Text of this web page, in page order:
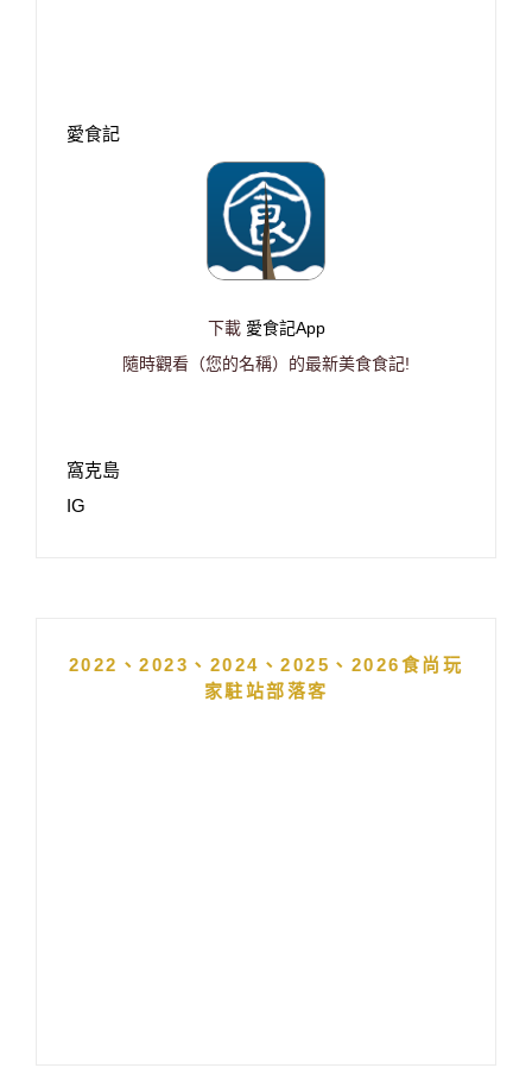
愛食記
下載 愛食記App
隨時觀看（您的名稱）的最新美食食記!
窩克島
IG
2022、2023、2024、2025、2026食尚玩
家駐站部落客